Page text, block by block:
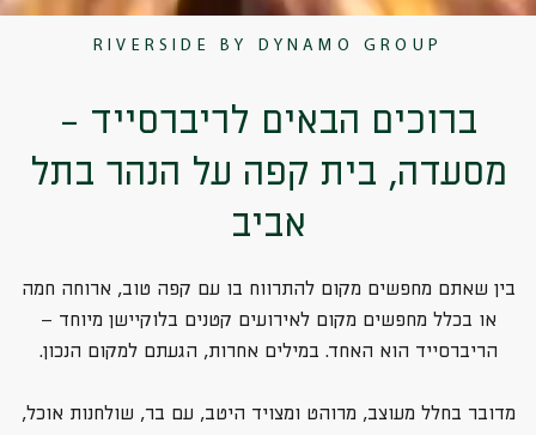
RIVERSIDE BY DYNAMO GROUP
ברוכים הבאים לריברסייד -
מסעדה, בית קפה על הנהר בתל
אביב
בין שאתם מחפשים מקום להתרווח בו עם קפה טוב, ארוחה חמה
או בכלל מחפשים מקום לאירועים קטנים בלוקיישן מיוחד –
הריברסייד הוא האחד. במילים אחרות, הגעתם למקום הנכון.
מדובר בחלל מעוצב, מרוהט ומצויד היטב, עם בר, שולחנות אוכל,